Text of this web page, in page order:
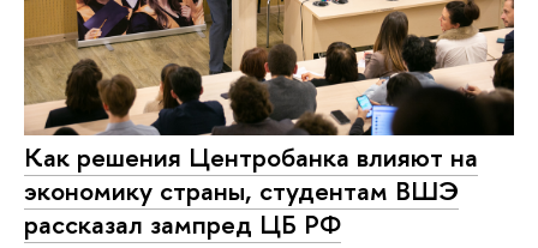
Как решения Центробанка влияют на
экономику страны, студентам ВШЭ
рассказал зампред ЦБ РФ